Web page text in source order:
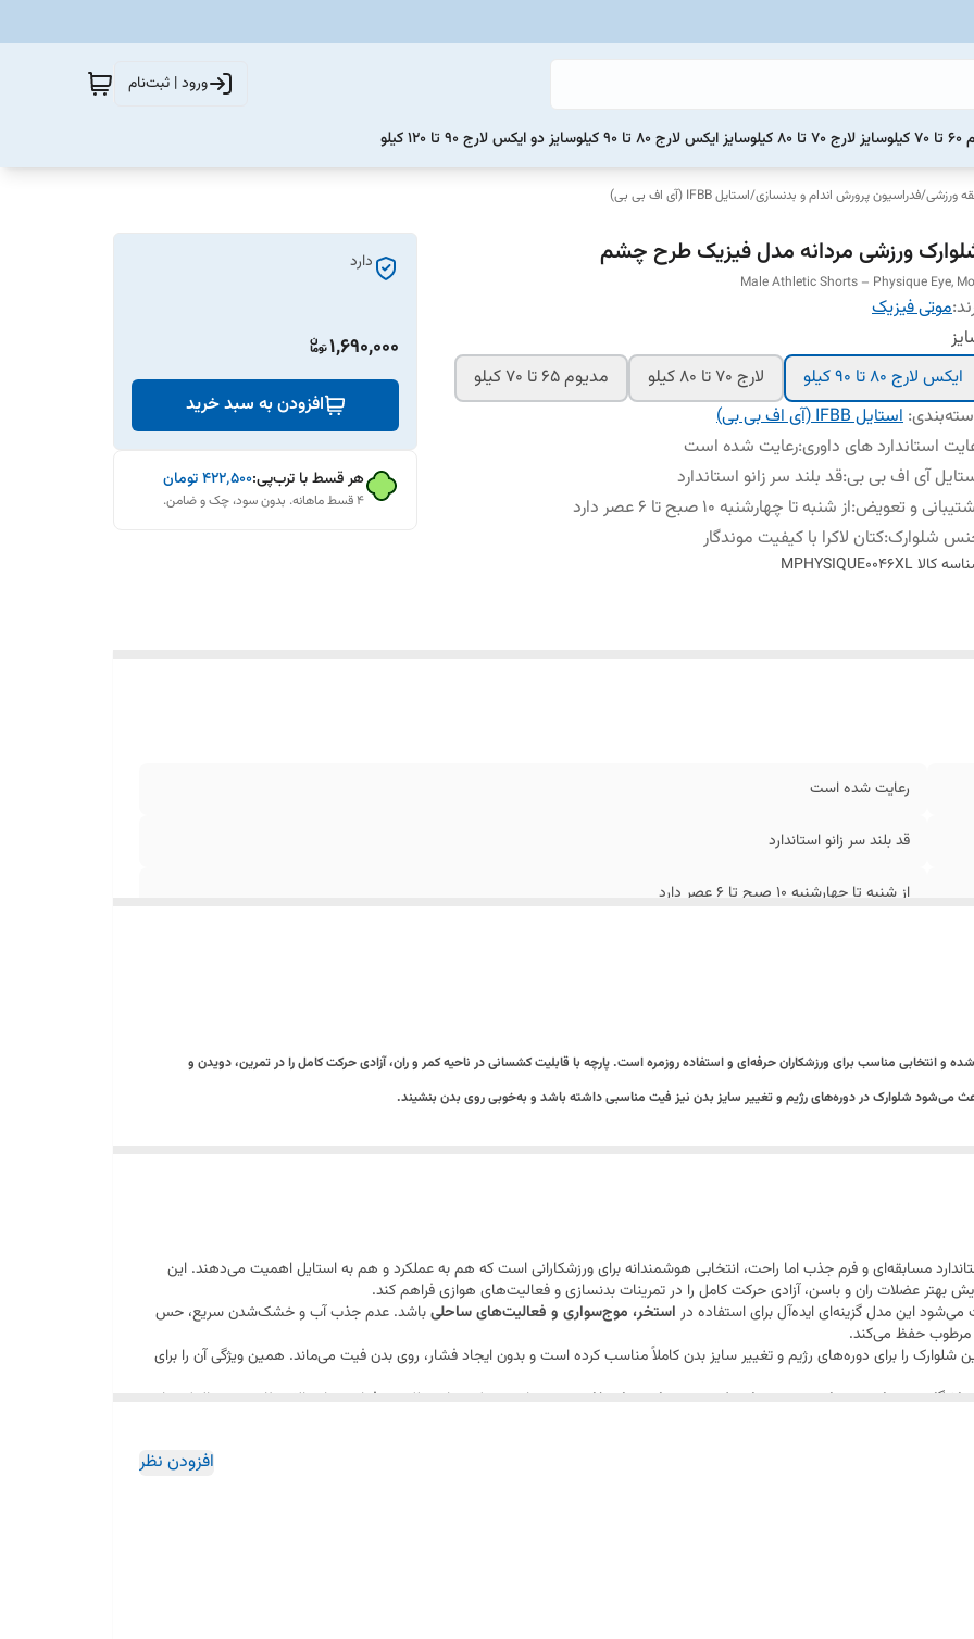
ورود | ثبت‌نام
سایز لارج 70 تا 80 کیلو سایز ایکس لارج 80 تا 90 کیلو سایز دو ایکس لارج 90 تا 120 کیلو
ورزشی/فدراسیون پرورش اندام و بدنسازی/استایل IFBB (آی اف بی بی)
ورزشی مردانه مدل فیزیک طرح چشم
Male Athletic Shorts – Physique Eye,
موتی فیزیک
ایکس لارج 80 تا 90 کیلو
لارج 70 تا 80 کیلو
مدیوم 65 تا 70 کیلو
: استایل IFBB (آی اف بی بی)
استاندارد های داوری:رعایت شده است
آی اف بی بی:قد بلند سر زانو استاندارد
و تعویض:از شنبه تا چهارشنبه 10 صبح تا 6 عصر دارد
شلوارک:کتان لاکرا با کیفیت موندگار
کالاMPHYSIQUE0046XL
دارد
1,690,000
افزودن به سبد خرید
هر قسط با ترب‌پی:۴۲۲٬۵۰۰تومان
۴ قسط ماهانه. بدون سود، چک و ضامن.
رعایت شده است
قد بلند سر زانو استاندارد
از شنبه تا چهارشنبه 10 صبح تا 6 عصر دارد
و انتخابی مناسب برای ورزشکاران حرفه‌ای و استفاده روزمره است. پارچه با قابلیت کشسانی در ناحیه کمر و ران، آزادی حرکت کامل را در تمرین، دویدن و
شلوارک در دوره‌های رژیم و تغییر سایز بدن نیز فیت مناسبی داشته باشد و به‌خوبی روی بدن بنشیند.
مسابقه‌ای و فرم جذب اما راحت، انتخابی هوشمندانه برای ورزشکارانی است که هم به عملکرد و هم به استایل اهمیت می‌دهند. این
بهتر عضلات ران و باسن، آزادی حرکت کامل را در تمرینات بدنسازی و فعالیت‌های هوازی فراهم کند.
این مدل گزینه‌ای ایده‌آل برای استفاده در استخر، موج‌سواری و فعالیت‌های ساحلیباشد. عدم جذب آب و خشک‌شدن سریع، حس
مرطوب حفظ می‌کند.
را برای دوره‌های رژیم و تغییر سایز بدن کاملاً مناسب کرده است و بدون ایجاد فشار، روی بدن فیت می‌ماند. همین ویژگی آن را برای
باشگاه، تمرینات بدنسازی، دویدن، استخر، موج‌سواری و استفاده روزمره است؛ ترکیبی از عملکرد حرفه‌ای، دوام بالا و ظاهر مینیمال که برای
افزودن نظر